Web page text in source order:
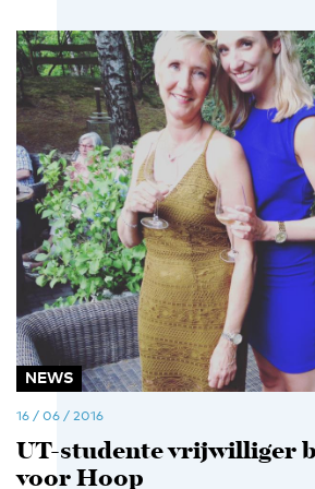
NEWS
16 / 06 / 2016
UT-studente vrijwilliger
voor Hoop